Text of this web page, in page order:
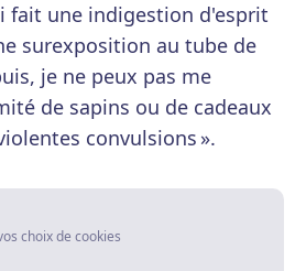
fait une indigestion d'esprit
surexposition au tube de
je ne peux pas me
de sapins ou de cadeaux
convulsions ».
choix de cookies